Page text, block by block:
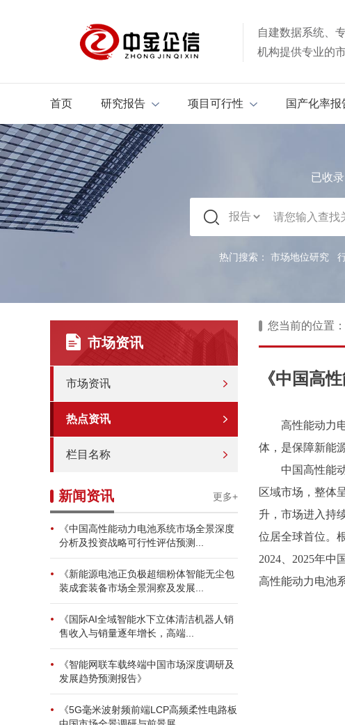
自建数据系统、
机构提供专业的
首页 研究报告 项目可行性 国产化率报
已收录
热门搜索： 市场地位研究
市场资讯
市场资讯
热点资讯
栏目名称
新闻资讯 更多+
《中国高性能动力电池系统市场全景深度
分析及投资战略可行性评估预测...
《新能源电池正负极超细粉体智能无尘包
装成套装备市场全景洞察及发展...
《国际AI全域智能水下立体清洁机器人销
售收入与销量逐年增长，高端...
《智能网联车载终端中国市场深度调研及
发展趋势预测报告》
《5G毫米波射频前端LCP高频柔性电路板
您当前的位置：
《中国高
高性能动力
体，是保障新能
中国高性能
区域市场，整体
升，市场进入持
位居全球首位。
2024、2025年中
高性能动力电池